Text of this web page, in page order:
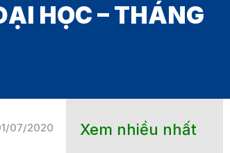
HỌC – THÁNG
07/2020 Xem nhiều nhất